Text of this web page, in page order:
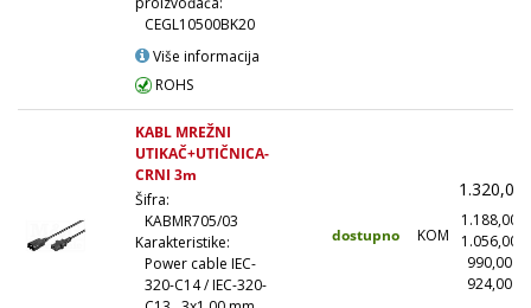
CEGL10500BK20
Više informacija
ROHS
KABL MREŽNI
UTIKAČ+UTIČNICA-
CRNI 3m
Šifra:
KABMR705/03
Karakteristike:
Power cable IEC-
320-C14 / IEC-320-
dostupno KOM
1.320,00
1.188,00
1.056,00
990,00
924,00